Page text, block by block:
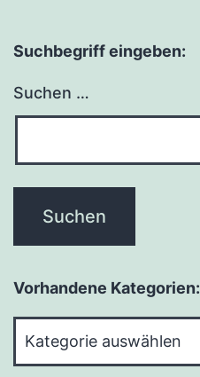
Suchbegriff eingeben:
Suchen …
Vorhandene Kategorien:
Kategorien: